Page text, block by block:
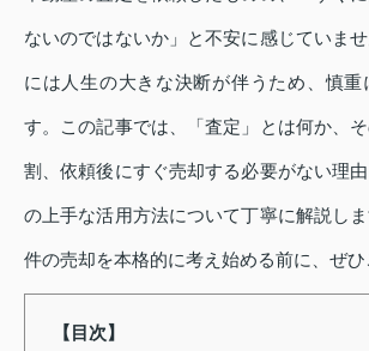
ないのではないか」と不安に感じていま
には人生の大きな決断が伴うため、慎
す。この記事では、「査定」とは何か、
割、依頼後にすぐ売却する必要がない理
の上手な活用方法について丁寧に解説し
件の売却を本格的に考え始める前に、ぜひ
【目次】